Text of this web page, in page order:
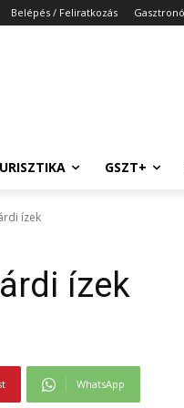
Belépés / Feliratkozás
GSZT+
ízek
ízek
WhatsApp